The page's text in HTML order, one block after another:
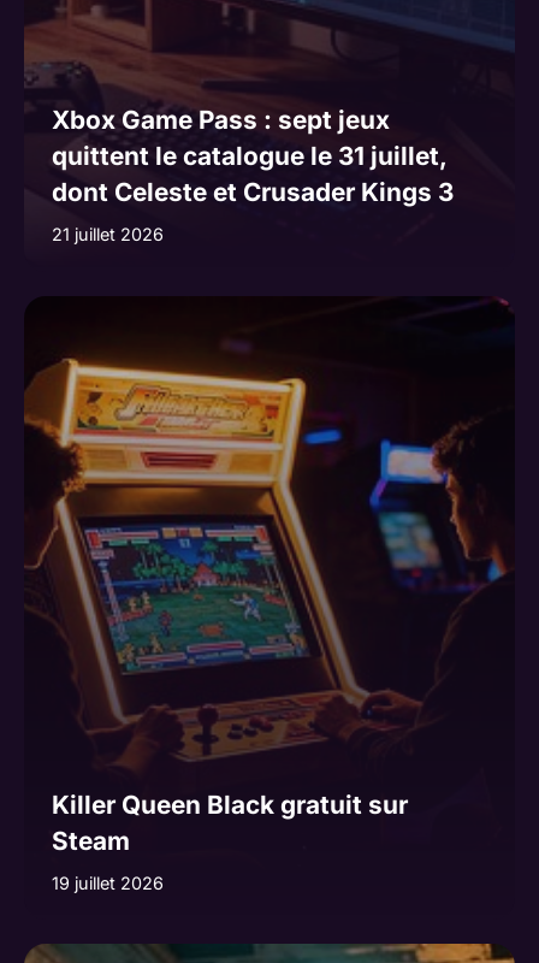
Xbox Game Pass : sept jeux
quittent le catalogue le 31 juillet,
dont Celeste et Crusader Kings 3
21 juillet 2026
Killer Queen Black gratuit sur
Steam
19 juillet 2026